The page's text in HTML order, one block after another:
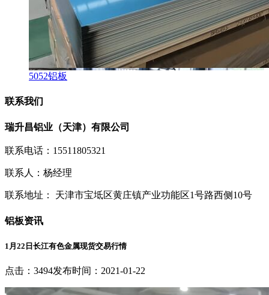
5052铝板
联系我们
瑞升昌铝业（天津）有限公司
联系电话：15511805321
联系人：杨经理
联系地址： 天津市宝坻区黄庄镇产业功能区1号路西侧10号
铝板资讯
1月22日长江有色金属现货交易行情
点击：3494发布时间：2021-01-22